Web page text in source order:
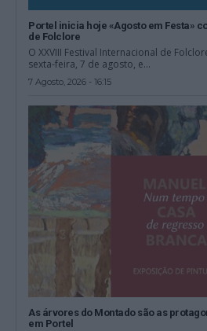
Portel inicia hoje «Agosto em Festa»
de Folclore
O XXVIII Festival Internacional de
sexta-feira, 7 de agosto, e...
7 Agosto, 2026 - 16:15
As árvores do Montado são as
em Portel